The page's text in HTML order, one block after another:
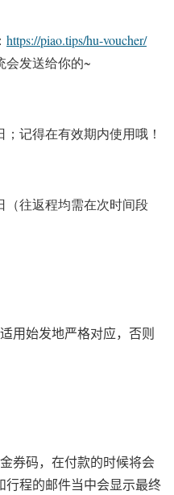
https://piao.tips/hu-voucher/
会发送给你的~
；记得在有效期内使用哦！
（往返程均需在次时间段
用始发地严格对应，否则
券码，在付款的时候将会
行程的邮件当中会显示最终